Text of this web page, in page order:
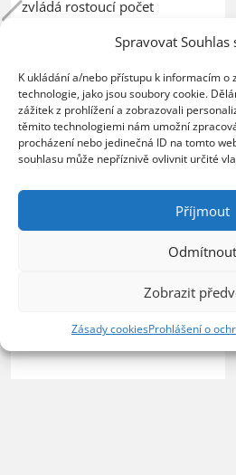
Spravovat Souhlas
K ukládání a/nebo přístupu k informacím o
technologie, jako jsou soubory cookie.
zážitek z prohlížení a zobrazovali
těmito technologiemi nám umožní
procházení nebo jedinečná ID na tomto
souhlasu může nepříznivě ovlivnit určité
Příjmout
Odmítnout
Zobrazit
Zásady cookiesProhlášení o
zvládá rostoucí počet
rozšiřování IT personálu
ZEBRA SYSTEMS, distributor
řešení N-able na českém a
slovenském trhu, uvedla, že
společnost COMTEC, partner
ZEBRA SYSTEMS pro ř ...
,